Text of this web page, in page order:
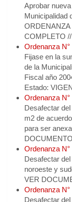
Aprobar
Municipalidad
ORDENANZA
COMPLETO
Ordenanza N°
Fijase en la
de la
Fiscal año
Estado:
Ordenanza N°
Desafectar
m2 de
para ser
Ordenanza N°
Desafectar
noroeste y
VER
Ordenanza N°
Desafectar